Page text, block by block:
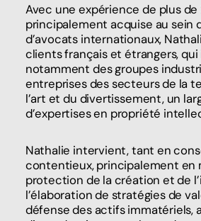
Avec une expérience de plus de
principalement acquise au sein
d’avocats internationaux,
clients français et étrangers,
notamment des groupes
entreprises des secteurs de la
l’art et du divertissement, un
d’expertises en propriété
Nathalie intervient, tant en
contentieux, principalement en
protection de la création et de
l’élaboration de stratégies de
défense des actifs immatériels,